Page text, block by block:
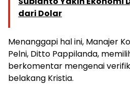
dari Dolar
Menanggapi hal ini, Manajer
Pelni, Ditto Pappilanda,
berkomentar mengenai
belakang Kristia.